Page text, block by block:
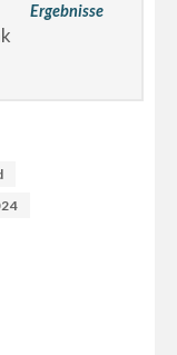
Ergebnisse